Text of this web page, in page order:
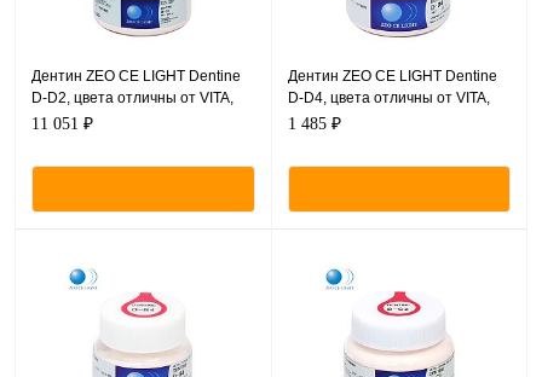
Дентин ZEO CE LIGHT Dentine
D-D2, цвета отличны от VITA,
порошок, 200 г.
11 051 ₽
Дентин ZEO CE LIGHT Dentine
D-D4, цвета отличны от VITA,
порошок, 20 г.
1 485 ₽